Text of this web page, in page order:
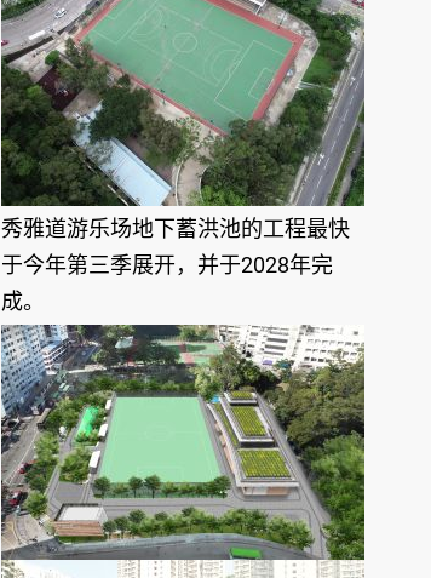
秀雅道游乐场地下蓄洪池的工程最快
于今年第三季展开，并于2028年完
成。